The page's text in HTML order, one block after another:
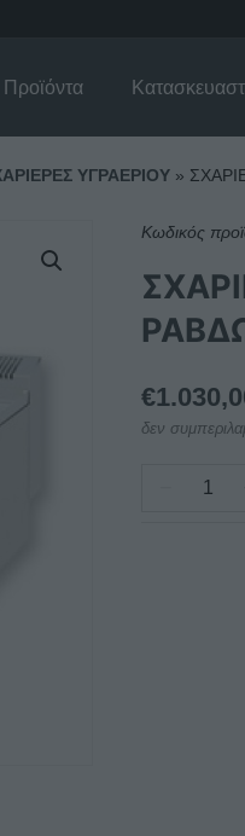
Προϊόντα
ΥΓΡΑΕΡΙΟΥ»
Κωδικός
€
δεν
ΣΧΑΡΙΕΡΑ